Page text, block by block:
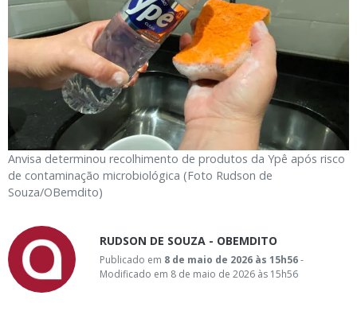
Anvisa determinou recolhimento de produtos da Ypê após risco
de contaminação microbiológica (Foto Rudson de
Souza/OBemdito)
RUDSON DE SOUZA - OBEMDITO
Publicado em 8 de maio de 2026 às 15h56-
Modificado em 8 de maio de 2026 às 15h56